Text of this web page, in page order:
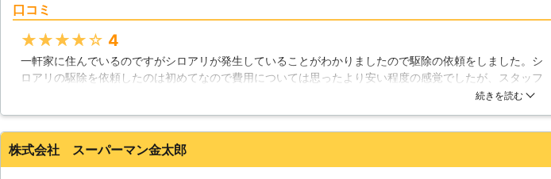
ている駆除法においても、数々の現場をこなして来たことに寄る自信があり
的に、人の目に触れないように木材の中にトンネルを作りつつ被害範囲を広
げていきます。だからこそ、きちんとシロアリの知識がある業者による調査
が必要不可欠です。西部消毒株式会社はりシロアリ駆除に関する調査も、専
門のスタッフが対応いたします。どうぞお気軽にご相談下さい。
口コミ
★★★★★ 4
一軒家に住んでいるのですがシロアリが発生していることがわかりましたので駆除の依頼をしました。シ
ロアリの駆除を依頼したのは初めてなので費用については思ったより安い程度の感覚でしたが、スタッフ
の方が丁寧な説明をしてくれたので素人でも分かりやすかったです。シロアリも無事に駆除できました
北海道 函館市 2016年12月15日
続きを読む
株式会社 スーパーマン金太郎